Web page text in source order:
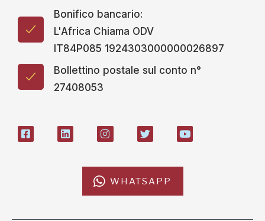
Bonifico bancario:
L'Africa Chiama ODV
IT84P085 1924303000000026897
Bollettino postale sul conto n°
27408053
WHATSAPP